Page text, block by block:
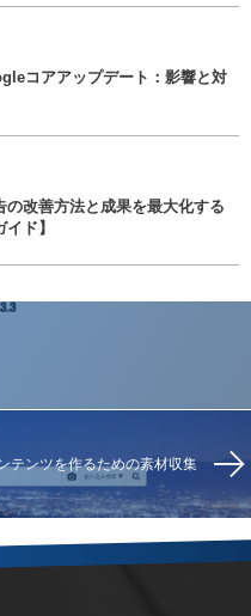
コアアップデート：影響と対
の改善方法と成果を最大化する
ド】
テンツを作るための素材収集